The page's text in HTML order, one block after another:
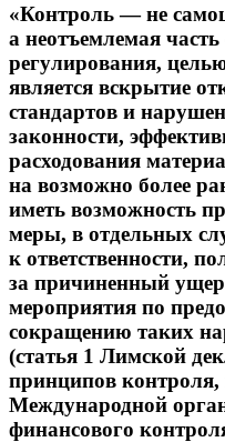
«Контроль — не
а неотъемлемая
регулирования,
является вскрытие
стандартов и
законности,
расходования
на возможно более
иметь возможность
меры, в отдельных
к ответственности,
за причиненный
мероприятия по
сокращению таких
(статья 1 Лимской
принципов
Международной
финансового